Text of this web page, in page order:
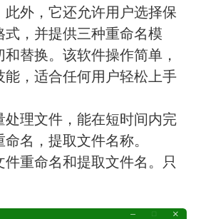
此外，它还允许用户选择保
式，并提供三种重命名模
替换。该软件操作简单，
能，适合任何用户轻松上手
处理文件，能在短时间内完
名，提取文件名称。
重命名和提取文件名。只